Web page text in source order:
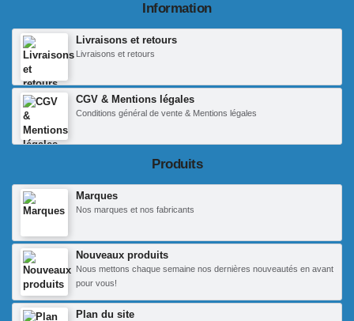
Information
Livraisons et retours
Livraisons et retours
CGV & Mentions légales
Conditions général de vente & Mentions légales
Produits
Marques
Nos marques et nos fabricants
Nouveaux produits
Nous mettons chaque semaine nos dernières nouveautés en avant
pour vous!
Plan du site